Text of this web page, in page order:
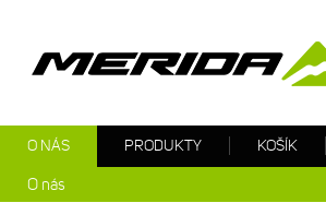
O NÁS
O nás
PRODUKTY KOŠÍK